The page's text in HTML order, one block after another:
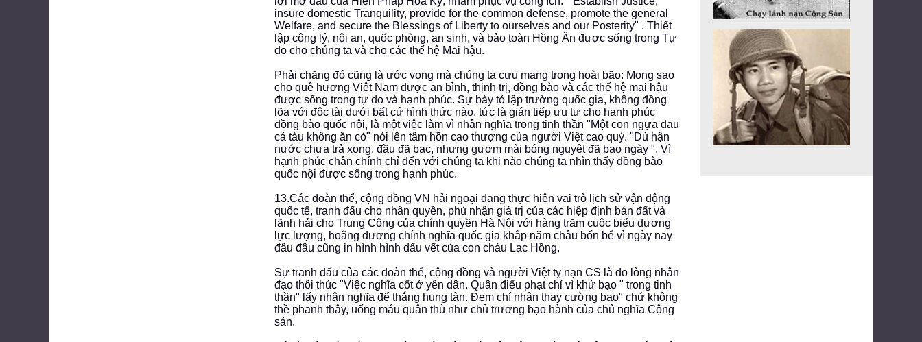
insure domestic Tranquility, provide for the common defense, promote the general
Welfare, and secure the Blessings of Liberty to ourselves and our Posterity" . Thiết
lập công lý, nội an, quốc phòng, an sinh, và bảo toàn Hồng Ân được sống trong Tự
do cho chúng ta và cho các thế hệ Mai hậu.
Phải chăng đó cũng là ước vọng mà chúng ta cưu mang trong hoài bão: Mong sao
cho quê hương Viêt Nam được an bình, thịnh trị, đồng bào và các thế hệ mai hậu
được sống trong tự do và hạnh phúc. Sự bày tỏ lập trường quốc gia, không đồng
lõa với độc tài dưới bất cứ hình thức nào, tức là gián tiếp ưu tư cho hạnh phúc
đồng bào quốc nội, là một việc làm vì nhân nghĩa trong tinh thần "Một con ngựa đau
cả tàu không ăn cỏ" nói lên tâm hồn cao thượng của người Việt cao quý. "Dù hận
nước chưa trả xong, đầu đã bạc, nhưng gươm mài bóng nguyệt đã bao ngày ". Vì
hạnh phúc chân chính chỉ đến với chúng ta khi nào chúng ta nhìn thấy đồng bào
quốc nội được sống trong hạnh phúc.
13.Các đoàn thể, cộng đồng VN hải ngoại đang thực hiện vai trò lịch sử vận động
quốc tế, tranh đấu cho nhân quyền, phủ nhận giá trị của các hiệp định bán đất và
lãnh hải cho Trung Cộng của chính quyền Hà Nội với hàng trăm cuộc biểu dương
lực lượng, hoằng dương chính nghĩa quốc gia khắp năm châu bốn bể vì ngày nay
đâu đâu cũng in hình hình dấu vết của con cháu Lạc Hồng.
Sự tranh đấu của các đoàn thể, cộng đồng và người Việt tỵ nạn CS là do lòng nhân
đạo thôi thúc "Việc nghĩa cốt ở yên dân. Quân điếu phạt chỉ vì khử bạo " trong tinh
thần" lấy nhân nghĩa để thắng hung tàn. Đem chí nhân thay cường bạo" chứ không
thề phanh thây, uống máu quân thù như chủ trương bạo hành của chủ nghĩa Cộng
sản.